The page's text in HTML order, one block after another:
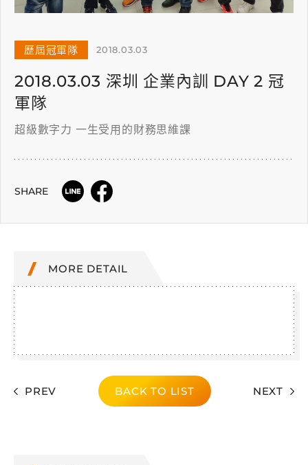
歷屆冠軍隊 2018.03.03
2018.03.03 深圳 企業內訓 DAY 2 冠
軍隊
超級數字力 一生受用的財務思維課
SHARE
MORE DETAIL
PREV BACK TO LIST NEXT